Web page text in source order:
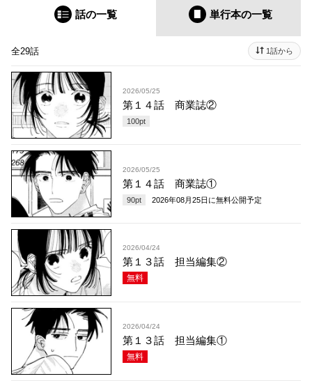
話の一覧 単行本の一覧
全29話 1話から
2026/05/25
第１４話 商業誌②
100pt
2026/05/25
第１４話 商業誌①
90pt 2026年08月25日 に無料公開予定
2026/04/24
第１３話 担当編集②
無料
2026/04/24
第１３話 担当編集①
無料